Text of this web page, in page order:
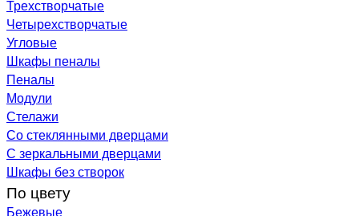
Трехстворчатые
Четырехстворчатые
Угловые
Шкафы пеналы
Пеналы
Модули
Стелажи
Со стеклянными дверцами
С зеркальными дверцами
Шкафы без створок
По цвету
Бежевые